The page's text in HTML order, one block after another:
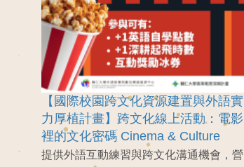
【國際校園跨文化資源建置與外語實
力厚植計畫】跨文化線上活動：電影
裡的文化密碼 Cinema & Culture
提供外語互動練習與跨文化溝通機會，營